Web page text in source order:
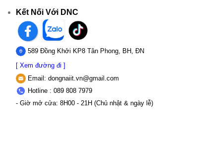
Kết Nối Với DNC
589 Đồng Khởi KP8 Tân Phong, BH, ĐN
[ Xem đường đi ]
Email: dongnaiit.vn@gmail.com
Hotline : 089 808 7979
- Giờ mở cửa: 8H00 - 21H (Chủ nhật & ngày lễ)